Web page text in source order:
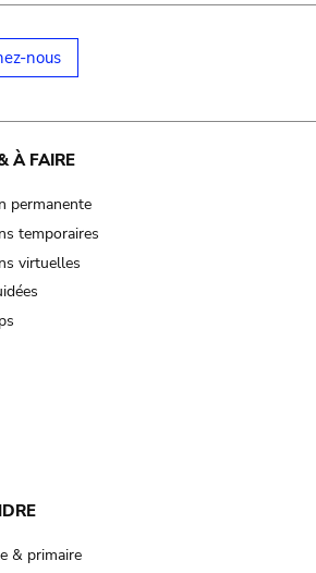
nous
À FAIRE
permanente
temporaires
virtuelles
& primaire